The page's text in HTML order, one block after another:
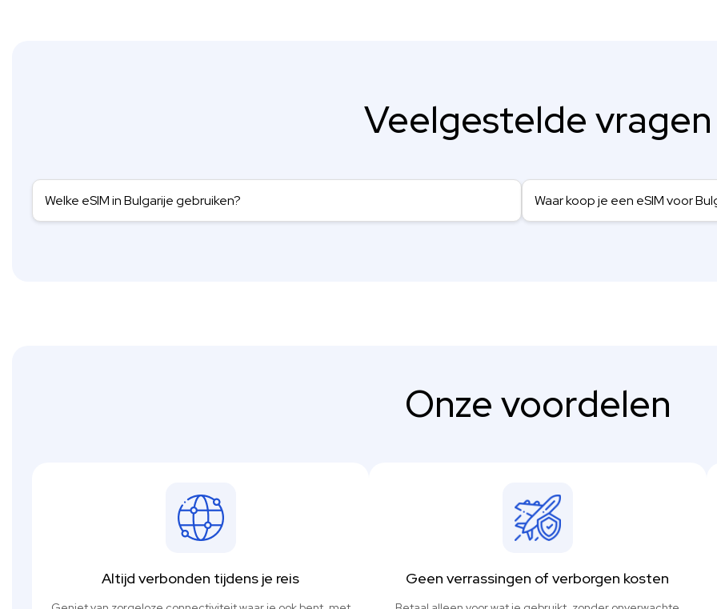
Veelgestelde vragen
Welke eSIM in Bulgarije gebruiken? Waar koop je een eSIM voor
Onze voordelen
Altijd verbonden tijdens je reis Geen verrassingen of verborgen kosten